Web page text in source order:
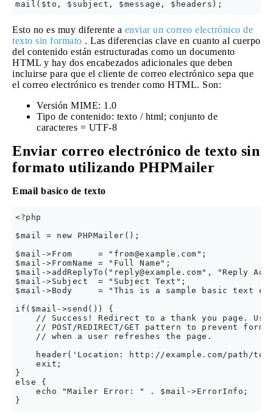
Esto no es muy diferente a enviar un correo electrónico de
texto sin formato . Las diferencias clave en cuanto al cuerpo
del contenido están estructuradas como un documento
HTML y hay dos encabezados adicionales que deben
incluirse para que el cliente de correo electrónico sepa que
el correo electrónico es trender como HTML. Son:
Versión MIME: 1.0
Tipo de contenido: texto / html; conjunto de
caracteres = UTF-8
Enviar correo electrónico de texto sin
formato utilizando PHPMailer
Email basico de texto
<?php
$mail = new PHPMailer();
$mail->From     = " from@example.com ";
$mail->FromName = "Full Name";
$mail->addReplyTo(" reply@example.com", "Reply
$mail->Subject  = "Subject Text";
$mail->Body     = "This is a sample basic text
if($mail->send()) {
// Success! Redirect to a thank you page. Use
// POST/REDIRECT/GET pattern to prevent form
    // when a user refreshes the page.
header('Location: http://example.com/path/
    exit;
}
else {
    echo "Mailer Error: " . $mail->ErrorInfo;